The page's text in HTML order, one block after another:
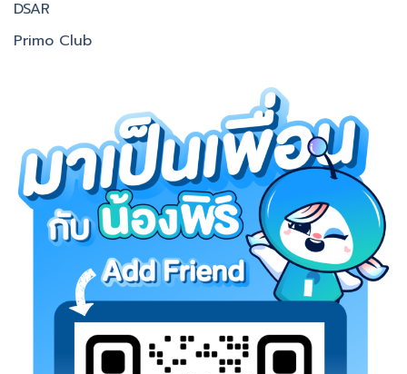
DSAR
Primo Club